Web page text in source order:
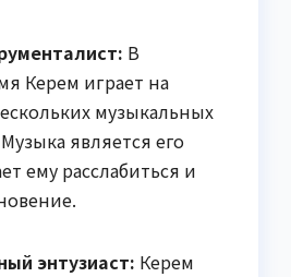
В
Керем играет на
музыкальных
является его
ему расслабиться и
энтузиаст: Керем